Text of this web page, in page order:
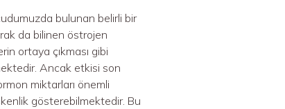
bulunan belirli bir
da bilinen östrojen
ortaya çıkması gibi
Ancak etkisi son
miktarları önemli
gösterebilmektedir. Bu